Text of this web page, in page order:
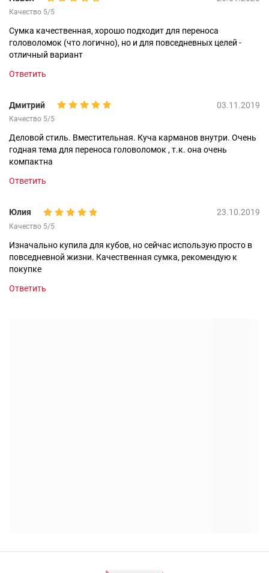
Качество 5/5
Сумка качественная, хорошо подходит для переноса
головоломок (что логично), но и для повседневных целей -
отличный вариант
Ответить
Дмитрий 03.11.2019
Качество 5/5
Деловой стиль. Вместительная. Куча карманов внутри. Очень
годная тема для переноса головоломок , т.к. она очень
компактна
Ответить
Юлия 23.10.2019
Качество 5/5
Изначально купила для кубов, но сейчас использую просто в
повседневной жизни. Качественная сумка, рекомендую к
покупке
Ответить